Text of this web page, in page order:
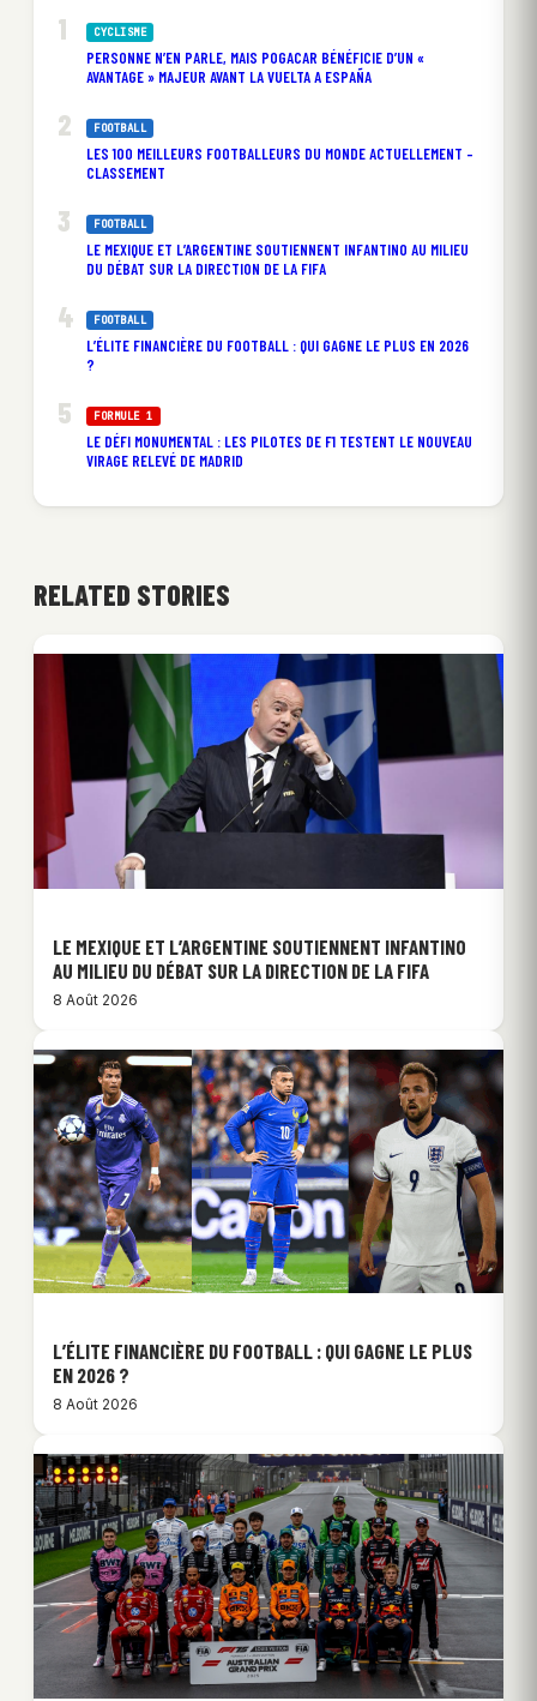
CYCLISME
PERSONNE N’EN PARLE, MAIS POGACAR BÉNÉFICIE D’UN «
AVANTAGE » MAJEUR AVANT LA VUELTA A ESPAÑA
FOOTBALL
LES 100 MEILLEURS FOOTBALLEURS DU MONDE ACTUELLEMENT –
CLASSEMENT
FOOTBALL
LE MEXIQUE ET L’ARGENTINE SOUTIENNENT INFANTINO AU MILIEU
DU DÉBAT SUR LA DIRECTION DE LA FIFA
FOOTBALL
L’ÉLITE FINANCIÈRE DU FOOTBALL : QUI GAGNE LE PLUS EN 2026
?
FORMULE 1
LE DÉFI MONUMENTAL : LES PILOTES DE F1 TESTENT LE NOUVEAU
VIRAGE RELEVÉ DE MADRID
RELATED STORIES
LE MEXIQUE ET L’ARGENTINE SOUTIENNENT INFANTINO
AU MILIEU DU DÉBAT SUR LA DIRECTION DE LA FIFA
8 Août 2026
L’ÉLITE FINANCIÈRE DU FOOTBALL : QUI GAGNE LE PLUS
EN 2026 ?
8 Août 2026